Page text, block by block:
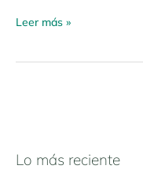
Leer más »
Lo más reciente
N